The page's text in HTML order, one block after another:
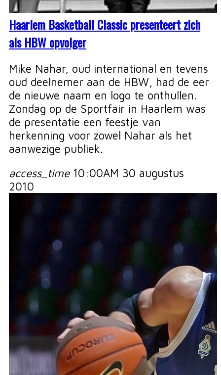
Haarlem Basketball Classic presenteert zich
als HBW opvolger
Mike Nahar, oud international en tevens
oud deelnemer aan de HBW, had de eer
de nieuwe naam en logo te onthullen.
Zondag op de Sportfair in Haarlem was
de presentatie een feestje van
herkenning voor zowel Nahar als het
aanwezige publiek.
access_time 10:00AM 30 augustus
2010